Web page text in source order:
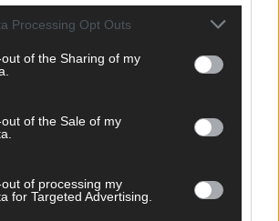
Processing Opt Outs
of the Sharing of my
of the Sale of my
of processing my
for Targeted Advertising.